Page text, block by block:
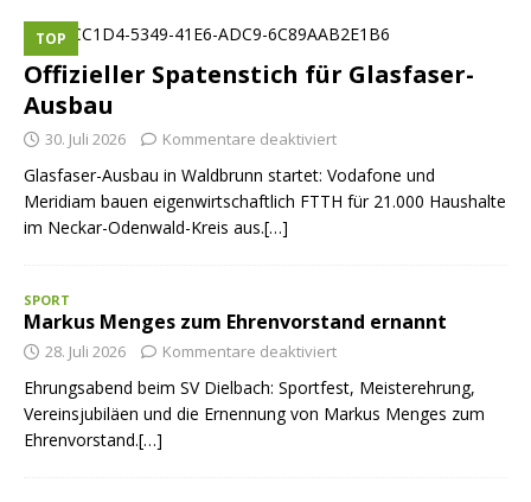
Offizieller Spatenstich für Glasfaser-
Ausbau
TOP
30. Juli 2026 Kommentare deaktiviert
Glasfaser-Ausbau in Waldbrunn startet: Vodafone und
Meridiam bauen eigenwirtschaftlich FTTH für 21.000 Haushalte
im Neckar-Odenwald-Kreis aus.[…]
SPORT
Markus Menges zum Ehrenvorstand ernannt
28. Juli 2026 Kommentare deaktiviert
Ehrungsabend beim SV Dielbach: Sportfest, Meisterehrung,
Vereinsjubiläen und die Ernennung von Markus Menges zum
Ehrenvorstand.[…]